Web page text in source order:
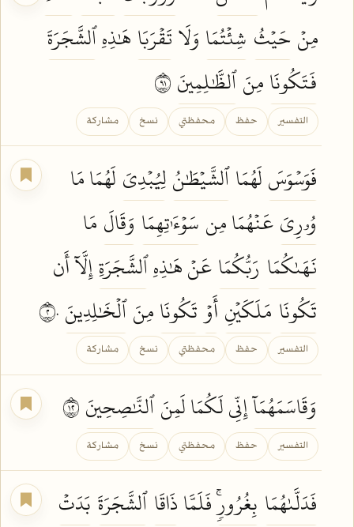
مِنۡحَيۡثُ شِئۡتُمَا وَلَاتَقۡرَبَا هَٰذِهِٱلشَّجَرَةَ
فَتَكُونَامِنَٱلظَّٰلِمِينَ
التفسير حفظ محفظتي نسخ مشاركة
فَوَسۡوَسَلَهُمَاٱلشَّيۡطَٰنُلِيُبۡدِيَ لَهُمَا مَا
وُۥرِيَعَنۡهُمَا مِن سَوۡءَٰتِهِمَا وَقَالَ مَا
نَهَىٰكُمَا رَبُّكُمَاعَنۡ هَٰذِهِٱلشَّجَرَةِإِلَّآ أَن
تَكُونَا مَلَكَيۡنِأَوۡ تَكُونَامِنَٱلۡخَٰلِدِينَ
التفسير حفظ محفظتي نسخ مشاركة
وَقَاسَمَهُمَآإِنِّي لَكُمَا لَمِنَٱلنَّٰصِحِينَ
التفسير حفظ محفظتي نسخ مشاركة
فَدَلَّىٰهُمَا بِغُرُورٖۚفَلَمَّاذَاقَا ٱلشَّجَرَةَ بَدَتۡ